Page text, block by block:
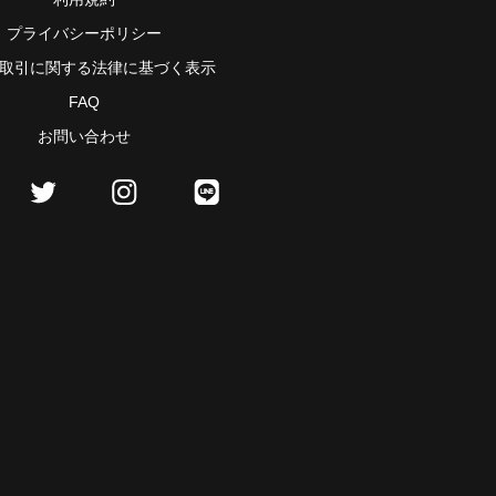
プライバシーポリシー
引に関する法律に基づく表示
FAQ
お問い合わせ